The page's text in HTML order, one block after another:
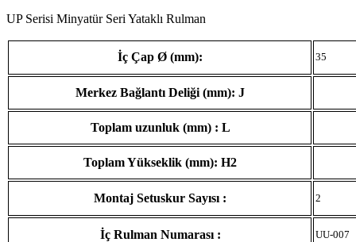
UP Serisi Minyatür Seri Yataklı Rulman
İç Çap Ø (mm): 35
Merkez Bağlantı Deliği (mm): J
Toplam uzunluk (mm) : L
Toplam Yükseklik (mm): H2
Montaj Setuskur Sayısı : 2
İç Rulman Numarası : UU-007